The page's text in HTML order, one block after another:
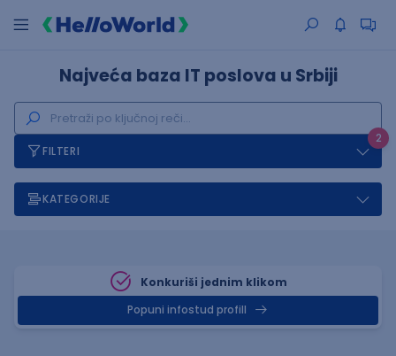
Najveća baza IT poslova u Srbiji
2
FILTERI
KATEGORIJE
Konkuriši jednim klikom
Popuni infostud profill